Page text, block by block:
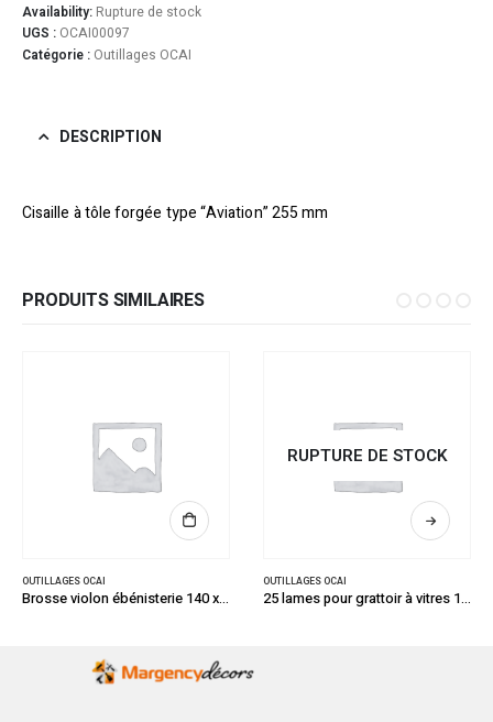
Availability: Rupture de stock
UGS : OCAI00097
Catégorie : Outillages OCAI
DESCRIPTION
Cisaille à tôle forgée type “Aviation” 255 mm
PRODUITS SIMILAIRES
OUTILLAGES OCAI
Brosse violon ébénisterie 140 x 35 mm
RUPTURE DE STOCK
OUTILLAGES OCAI
25 lames pour grattoir à vitres 15cm